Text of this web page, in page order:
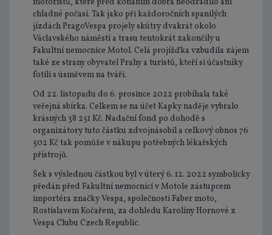
chladné počasí. Tak jako při každoročních spanilých
jízdách PragoVespa projely skútry dvakrát okolo
Václavského náměstí a trasu tentokrát zakončily u
Fakultní nemocnice Motol. Celá projížďka vzbudila zájem
také ze strany obyvatel Prahy a turistů, kteří si účastníky
fotili s úsměvem na tváři.
Od 22. listopadu do 6. prosince 2022 probíhala také
veřejná sbírka. Celkem se na účet Kapky naděje vybralo
krásných 38 251 Kč. Nadační fond po dohodě s
organizátory tuto částku zdvojnásobil a celkový obnos 76
502 Kč tak pomůže v nákupu potřebných lékařských
přístrojů.
Šek s výslednou částkou byl v úterý 6. 12. 2022 symbolicky
předán před Fakultní nemocnicí v Motole zástupcem
importéra značky Vespa, společnosti Faber moto,
Rostislavem Kočařem, za dohledu Karolíny Hornové z
Vespa Clubu Czech Republic.